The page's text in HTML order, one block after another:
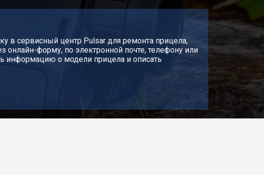
в сервисный центр Pulsar для ремонта прицела,
онлайн-форму, по электронной почте, телефону или
информацию о модели прицела и описать